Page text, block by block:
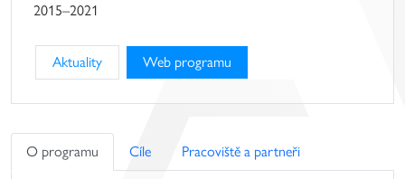
2015–2021
Aktuality Web programu
O programu Cíle Pracoviště a partneři